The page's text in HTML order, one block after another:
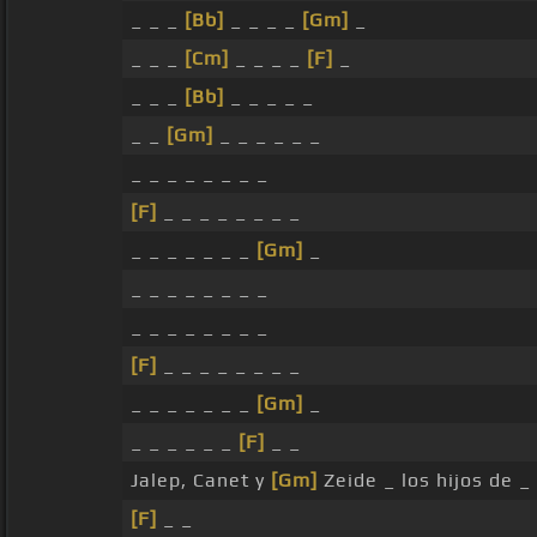
[Bb] [Gm]
[Cm] [F]
[Bb]
[Gm]
[F]
[Gm]
[F]
[Gm]
[F]
Jalep, Canet y [Gm] Zeide _ los hijos de _
[F]